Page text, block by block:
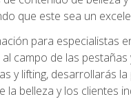
que este sea un
para especialistas
campo de las
y lifting, desarrollarás
la belleza y los clientes